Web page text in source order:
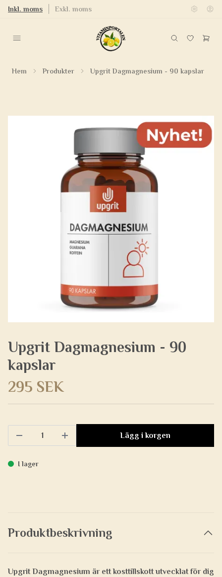
Inkl. moms Exkl. moms
Hem Produkter Upgrit Dagmagnesium - 90 kapslar
Upgrit Dagmagnesium - 90
kapslar
295 SEK
Lägg i korgen
I lager
Produktbeskrivning
Upgrit Dagmagnesium är ett kosttillskott utvecklat för dig